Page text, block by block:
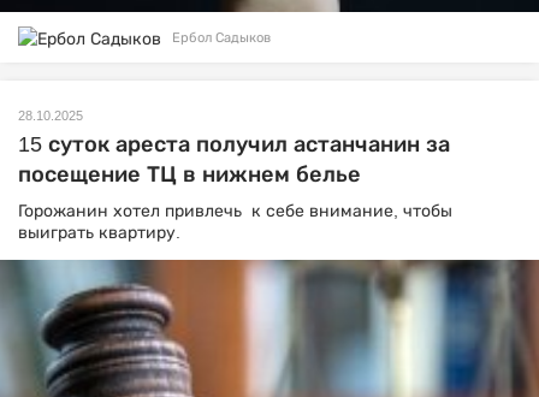
Ербол Садыков
28.10.2025
15 суток ареста получил астанчанин за
посещение ТЦ в нижнем белье
Горожанин хотел привлечь к себе внимание, чтобы
выиграть квартиру.